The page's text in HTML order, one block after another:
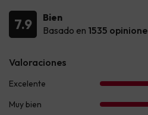
7.9
Bien
Basado en 1535